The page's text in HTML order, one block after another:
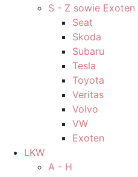
S - Z sowie Exoten
Seat
Skoda
Subaru
Tesla
Toyota
Veritas
Volvo
VW
Exoten
LKW
A - H